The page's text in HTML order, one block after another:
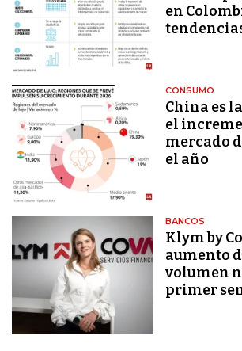
en
CONSUMO
China es
el
mercado
el año
BANCOS
Klym by
aumento
volumen
primer